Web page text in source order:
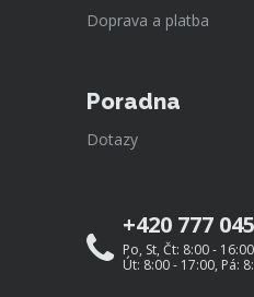
Doprava a platba
Poradna
Dotazy
+420 777
Po, St, Čt: 8:00 -
Út: 8:00 - 17:00, Pá: